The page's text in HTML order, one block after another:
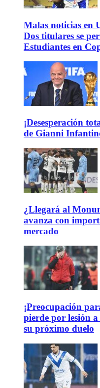
Malas noticias en
Dos titulares se
Estudiantes en
¡Desesperación
de Gianni
¿Llegará al
avanza con
mercado
¡Preocupación
pierde por lesión
su próximo duelo